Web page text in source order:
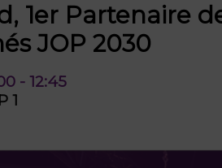
1er Partenaire
JOP 2030
- 12:45
1